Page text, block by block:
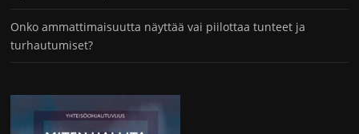
Onko ammattimaisuutta näyttää vai piilottaa tunteet ja
turhautumiset?